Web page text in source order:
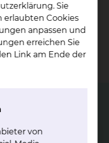
Endoskopien
Sie
erlaubten Cookies
anpassen und
erreichen Sie
Link am Ende der
von